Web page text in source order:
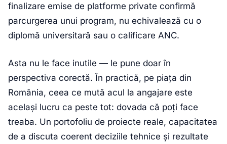
finalizare emise de platforme private confirmă
parcurgerea unui program, nu echivalează cu o
diplomă universitară sau o calificare ANC.
Asta nu le face inutile — le pune doar în
perspectiva corectă. În practică, pe piața din
România, ceea ce mută acul la angajare este
același lucru ca peste tot: dovada că poți face
treaba. Un portofoliu de proiecte reale, capacitatea
de a discuta coerent deciziile tehnice și rezultate